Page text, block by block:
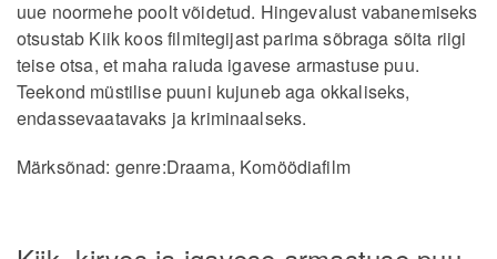
uue noormehe poolt võidetud. Hingevalust vabanemiseks
otsustab Kiik koos filmitegijast parima sõbraga sõita riigi
teise otsa, et maha raiuda igavese armastuse puu.
Teekond müstilise puuni kujuneb aga okkaliseks,
endassevaatavaks ja kriminaalseks.
Märksõnad: genre:Draama, Komöödiafilm